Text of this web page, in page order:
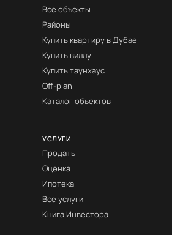
Все объекты
Районы
Купить квартиру в Дубае
Купить виллу
Купить таунхаус
Off-plan
Каталог объектов
УСЛУГИ
Продать
Оценка
Ипотека
Все услуги
Книга Инвестора